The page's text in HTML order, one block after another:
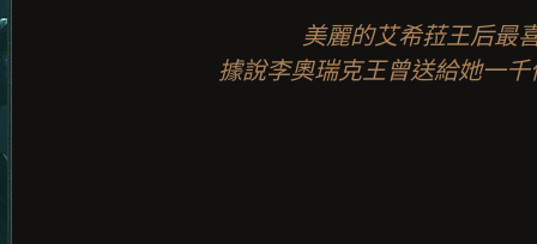
美麗的艾希菈王后最
據說李奧瑞克王曾送給她一